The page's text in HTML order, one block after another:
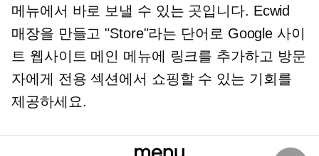
메뉴에서 바로 보낼 수 있는 곳입니다. Ecwid
매장을 만들고 "Store"라는 단어로 Google 사이
트 웹사이트 메인 메뉴에 링크를 추가하고 방문
자에게 전용 섹션에서 쇼핑할 수 있는 기회를
제공하세요.